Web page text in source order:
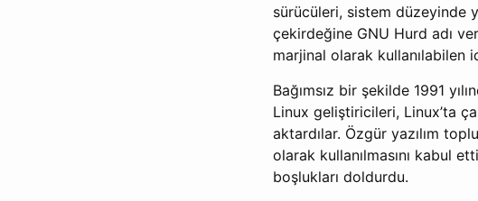
sürücüleri, sistem düzeyinde
çekirdeğine GNU Hurd adı
marjinal olarak kullanılabilen
Bağımsız bir şekilde 1991
Linux geliştiricileri, Linux’ta
aktardılar. Özgür yazılım
olarak kullanılmasını kabul
boşlukları doldurdu.